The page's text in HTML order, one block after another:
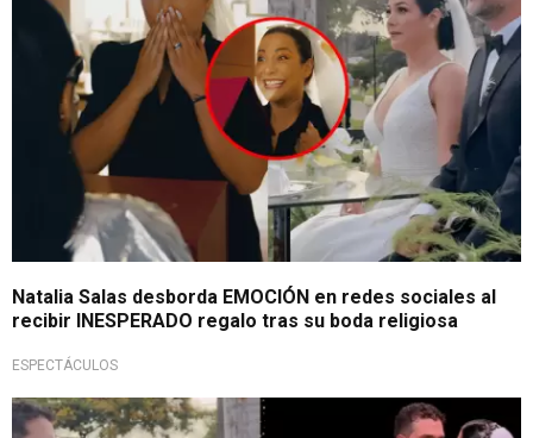
Natalia Salas desborda EMOCIÓN en redes sociales al
recibir INESPERADO regalo tras su boda religiosa
ESPECTÁCULOS
¡Qué viva el amor!